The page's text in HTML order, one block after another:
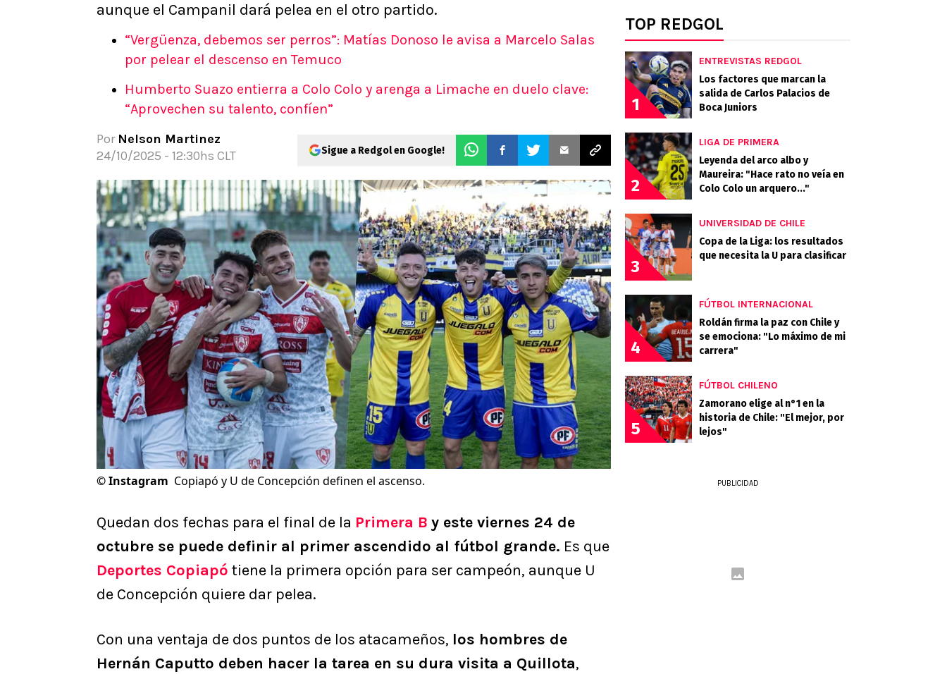
Apuestas Mundial 2026
aunque el Campanil dará pelea en el otro partido.
“Vergüenza, debemos ser perros”: Matías Donoso le avisa a Marcelo Salas
por pelear el descenso en Temuco
Humberto Suazo entierra a Colo Colo y arenga a Limache en duelo clave:
“Aprovechen su talento, confíen”
Por Nelson Martinez
24/10/2025 - 12:30hs CLT
Sigue a Redgol en Google!
©Instagram Copiapó y U de Concepción definen el ascenso.
Quedan dos fechas para el final de la Primera B y este viernes 24 de
octubre se puede definir al primer ascendido al fútbol grande. Es que
Deportes Copiapó tiene la primera opción para ser campeón, aunque U
de Concepción quiere dar pelea.
Con una ventaja de dos puntos de los atacameños, los hombres de
Hernán Caputto deben hacer la tarea en su dura visita a Quillota,
TOP REDGOL
1
ENTREVISTAS REDGOL
Los factores que marcan la
salida de Carlos Palacios de
Boca Juniors
2
LIGA DE PRIMERA
Leyenda del arco albo y
Maureira: "Hace rato no veía en
Colo Colo un arquero..."
3
UNIVERSIDAD DE CHILE
Copa de la Liga: los resultados
que necesita la U para clasificar
4
FÚTBOL INTERNACIONAL
Roldán firma la paz con Chile y
se emociona: "Lo máximo de mi
carrera"
5
FÚTBOL CHILENO
Zamorano elige al n°1 en la
historia de Chile: "El mejor, por
lejos"
PUBLICIDAD